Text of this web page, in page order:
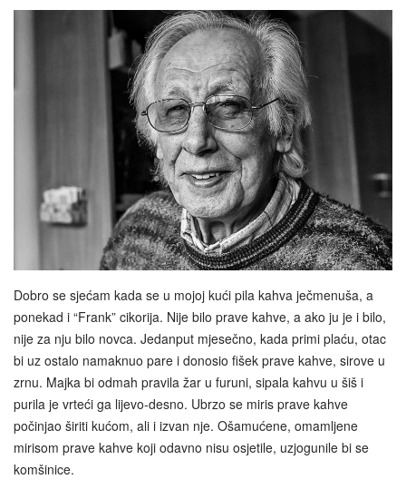
Dobro se sjećam kada se u mojoj kući pila kahva ječmenuša, a
ponekad i “Frank” cikorija. Nije bilo prave kahve, a ako ju je i bilo,
nije za nju bilo novca. Jedanput mjesečno, kada primi plaću, otac
bi uz ostalo namaknuo pare i donosio fišek prave kahve, sirove u
zrnu. Majka bi odmah pravila žar u furuni, sipala kahvu u šiš i
purila je vrteći ga lijevo-desno. Ubrzo se miris prave kahve
počinjao širiti kućom, ali i izvan nje. Ošamućene, omamljene
mirisom prave kahve koji odavno nisu osjetile, uzjogunile bi se
komšinice.